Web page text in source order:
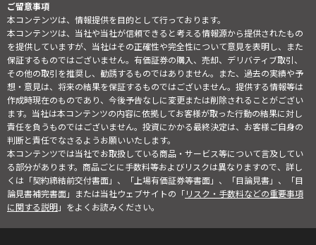
ご留意事項
本コンテンツは、情報提供を目的として行っております。
本コンテンツは、当社や当社が信頼できると考える情報源から提供されたもの
を提供していますが、当社はその正確性や完全性について意見を表明し、また
保証するものではございません。有価証券の購入、売却、デリバティブ取引、
その他の取引を推奨し、勧誘するものではありません。また、過去の実績や予
想・意見は、将来の結果を保証するものではございません。提供する情報等は
作成時現在のものであり、今後予告なしに変更または削除されることがござい
ます。当社は本コンテンツの内容に依拠してお客様が取った行動の結果に対し
責任を負うものではございません。投資にかかる最終決定は、お客様ご自身の
判断と責任でなさるようお願いいたします。
本コンテンツでは当社でお取扱している商品・サービス等について言及してい
る部分があります。商品ごとに手数料等およびリスクは異なりますので、詳し
くは「契約締結前交付書面」、「上場有価証券等書面」、「目論見書」、「目
論見書補完書面」または当社ウェブサイトの「リスク・手数料などの重要事項
に関する説明」をよくお読みください。